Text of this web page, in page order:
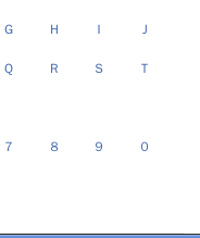
Ｇ Ｈ Ｉ Ｊ
Ｑ Ｒ Ｓ Ｔ
７ ８ ９ ０